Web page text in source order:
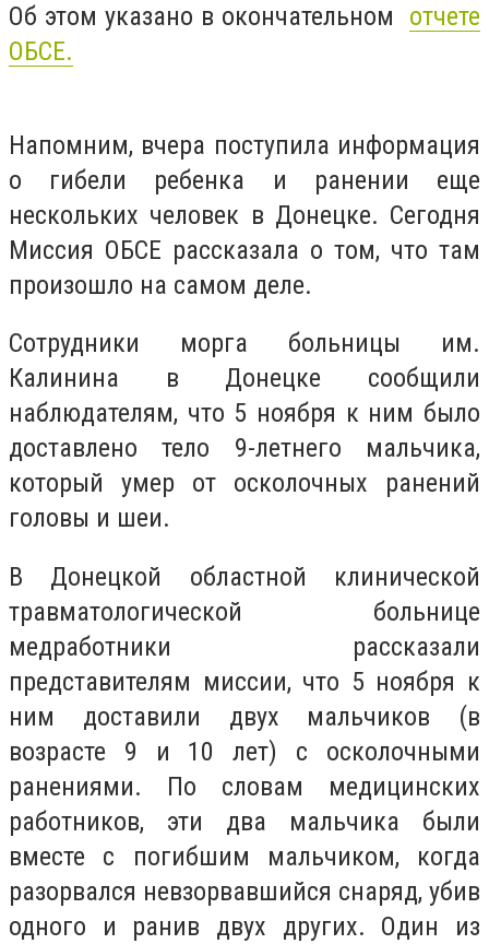
Об этом указано в окончательном отчете
ОБСЕ.
Напомним, вчера поступила информация
о гибели ребенка и ранении еще
нескольких человек в Донецке. Сегодня
Миссия ОБСЕ рассказала о том, что там
произошло на самом деле.
Сотрудники морга больницы им.
Калинина в Донецке сообщили
наблюдателям, что 5 ноября к ним было
доставлено тело 9-летнего мальчика,
который умер от осколочных ранений
головы и шеи.
В Донецкой областной клинической
травматологической больнице
медработники рассказали
представителям миссии, что 5 ноября к
ним доставили двух мальчиков (в
возрасте 9 и 10 лет) с осколочными
ранениями. По словам медицинских
работников, эти два мальчика были
вместе с погибшим мальчиком, когда
разорвался невзорвавшийся снаряд, убив
одного и ранив двух других. Один из